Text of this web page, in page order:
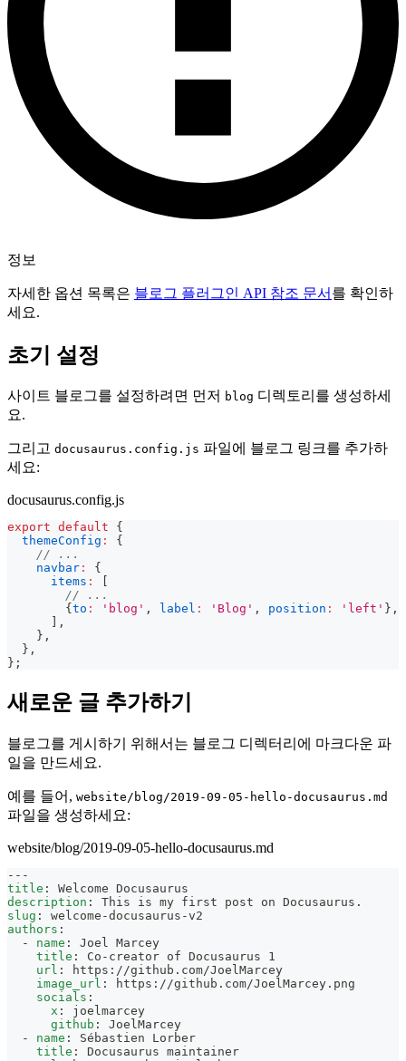
정보
자세한 옵션 목록은 블로그 플러그인 API 참조 문서 를 확인하
세요.
초기 설정
사이트 블로그를 설정하려면 먼저 blog 디렉토리를 생성하세
요.
그리고 docusaurus.config.js 파일에 블로그 링크를 추가하
세요:
docusaurus.config.js
export default
{
themeConfig :
{
// ...
navbar :
{
items :
// ...
{ to : 'blog' , label : 'Blog' , position : 'left' } ,
,
} ,
} ,
} ;
새로운 글 추가하기
블로그를 게시하기 위해서는 블로그 디렉터리에 마크다운 파
일을 만드세요.
예를 들어, website/blog/2019-09-05-hello-docusaurus.md
파일을 생성하세요:
website/blog/2019-09-05-hello-docusaurus.md
---
title :
Welcome Docusaurus
description :
This is my first post on Docusaurus.
slug : welcome -docusaurus -v2
authors :
-
name :
Joel Marcey
title : Co - creator of Docusaurus 1
url : https : //github.com/JoelMarcey
image_url : https : //github.com/JoelMarcey.png
socials :
x :
joelmarcey
github :
JoelMarcey
-
name :
Sébastien Lorber
title :
Docusaurus maintainer